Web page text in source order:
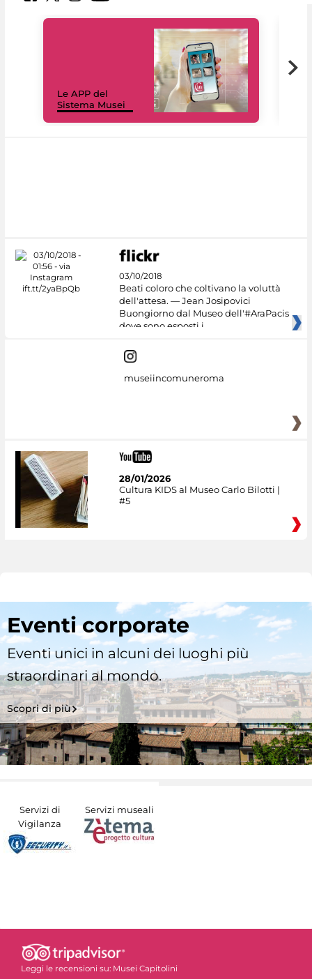
Le APP del
Sistema Musei
03/10/2018
Beati coloro che coltivano la voluttà
dell'attesa. — Jean Josipovici
Buongiorno dal Museo dell'#AraPacis
dove sono esposti i
museiincomuneroma
28/01/2026
Cultura KIDS al Museo Carlo Bilotti |
#5
Eventi corporate
Eventi unici in alcuni dei luoghi più
straordinari al mondo.
Scopri di più
Servizi di
Vigilanza
Servizi museali
Leggi le recensioni su: Musei Capitolini